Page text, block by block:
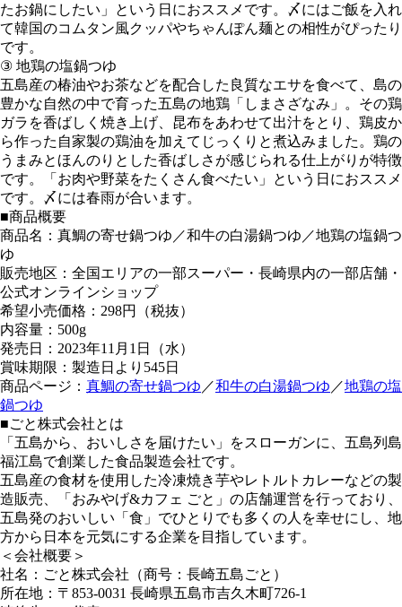
たお鍋にしたい」という日におススメです。〆にはご飯を入れ
て韓国のコムタン風クッパやちゃんぽん麺との相性がぴったり
です。
③ 地鶏の塩鍋つゆ
五島産の椿油やお茶などを配合した良質なエサを食べて、島の
豊かな自然の中で育った五島の地鶏「しまさざなみ」。その鶏
ガラを香ばしく焼き上げ、昆布をあわせて出汁をとり、鶏皮か
ら作った自家製の鶏油を加えてじっくりと煮込みました。鶏の
うまみとほんのりとした香ばしさが感じられる仕上がりが特徴
です。「お肉や野菜をたくさん食べたい」という日におススメ
です。〆には春雨が合います。
■商品概要
商品名：真鯛の寄せ鍋つゆ／和牛の白湯鍋つゆ／地鶏の塩鍋つ
ゆ
販売地区：全国エリアの一部スーパー・長崎県内の一部店舗・
公式オンラインショップ
希望小売価格：298円（税抜）
内容量：500g
発売日：2023年11月1日（水）
賞味期限：製造日より545日
商品ページ： 真鯛の寄せ鍋つゆ ／和牛の白湯鍋つゆ ／地鶏の塩
鍋つゆ
■ごと株式会社とは
「五島から、おいしさを届けたい」をスローガンに、五島列島
福江島で創業した食品製造会社です。
五島産の食材を使用した冷凍焼き芋やレトルトカレーなどの製
造販売、「おみやげ&カフェ ごと」の店舗運営を行っており、
五島発のおいしい「食」でひとりでも多くの人を幸せにし、地
方から日本を元気にする企業を目指しています。
＜会社概要＞
社名：ごと株式会社（商号：長崎五島ごと）
所在地：〒853-0031 長崎県五島市吉久木町726-1